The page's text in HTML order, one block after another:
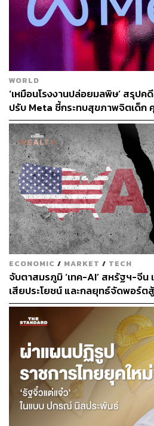
ภาพ:Meta / The Guardian
อ้างอิง:
Meta , The Verge , The
WORLD
‘เหมือนโรงงานปล่อยมลพิษ’ สรุปค
ปรับ Meta ชี้กระทบสุขภาพจิตเด็ก
ECONOMIC / MARKET / TECH
จับตาสมรภูมิ ‘เทค-AI’ สหรัฐฯ-จีน
เสียประโยชน์ และกลยุทธ์จัดพอร์
5 ปีข้างหน้า